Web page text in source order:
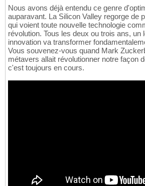
Nous avons déjà entendu ce genre
auparavant. La Silicon Valley regorge de
qui voient toute nouvelle technologie
révolution. Tous les deux ou trois ans, un
innovation va transformer
Vous souvenez-vous quand Mark
métavers allait révolutionner notre façon
c'est toujours en cours.